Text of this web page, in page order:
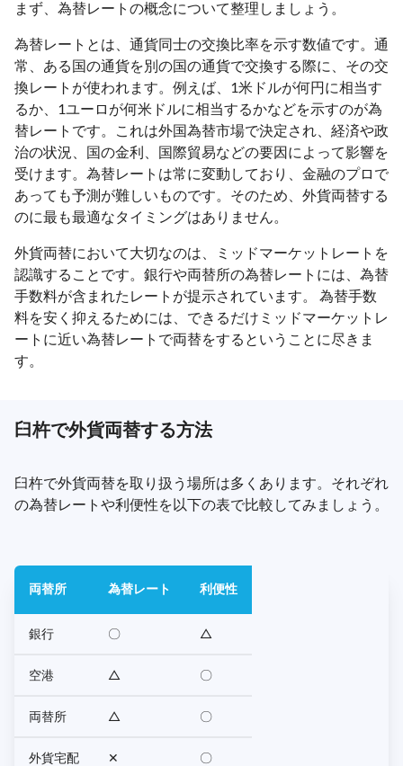
まず、為替レートの概念について整理しましょう。
為替レートとは、通貨同士の交換比率を示す数値です。通
常、ある国の通貨を別の国の通貨で交換する際に、その交
換レートが使われます。例えば、1米ドルが何円に相当す
るか、1ユーロが何米ドルに相当するかなどを示すのが為
替レートです。これは外国為替市場で決定され、経済や政
治の状況、国の金利、国際貿易などの要因によって影響を
受けます。為替レートは常に変動しており、金融のプロで
あっても予測が難しいものです。そのため、外貨両替する
のに最も最適なタイミングはありません。
外貨両替において大切なのは、ミッドマーケットレートを
認識することです。銀行や両替所の為替レートには、為替
手数料が含まれたレートが提示されています。 為替手数
料を安く抑えるためには、できるだけミッドマーケットレ
ートに近い為替レートで両替をするということに尽きま
す。
臼杵で外貨両替する方法
臼杵で外貨両替を取り扱う場所は多くあります。それぞれ
の為替レートや利便性を以下の表で比較してみましょう。
両替所 為替レート 利便性
銀行 〇 △
空港 △ 〇
両替所 △ 〇
外貨宅配 ✕ 〇